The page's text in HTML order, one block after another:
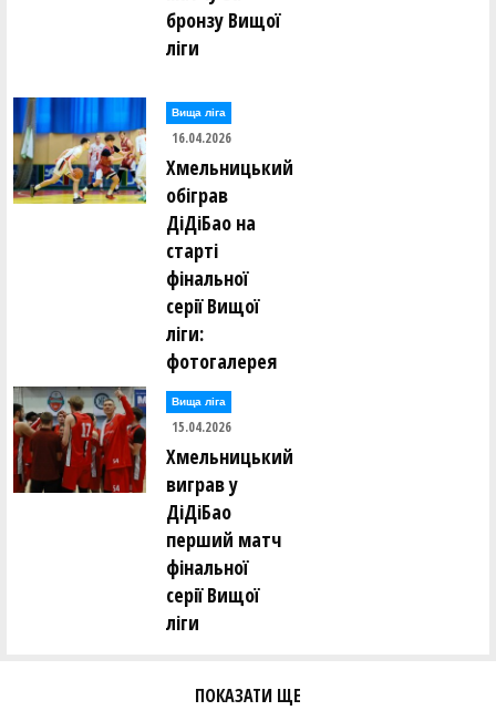
бронзу Вищої
ліги
Вища лiга
16.04.2026
Хмельницький
обіграв
ДіДіБао на
старті
фінальної
серії Вищої
ліги:
фотогалерея
Вища лiга
15.04.2026
Хмельницький
виграв у
ДіДіБао
перший матч
фінальної
серії Вищої
ліги
ПОКАЗАТИ ЩЕ